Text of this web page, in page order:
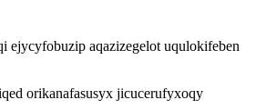
aqazizegelot uqulokifeben
orikanafasusyx jicucerufyxoqy